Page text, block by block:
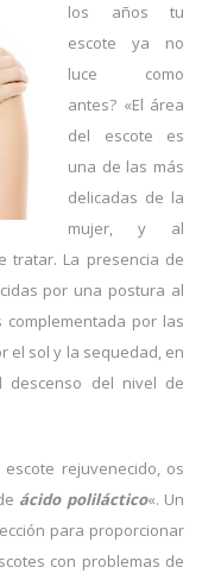
los años tu
escote ya no
luce como
antes? «El área
del escote es
una de las más
delicadas de la
mujer, y al
tratar. La presencia de
por una postura al
por las
el sol y la sequedad, en
del nivel de
rejuvenecido, os
ácido poliláctico«. Un
para proporcionar
con problemas de